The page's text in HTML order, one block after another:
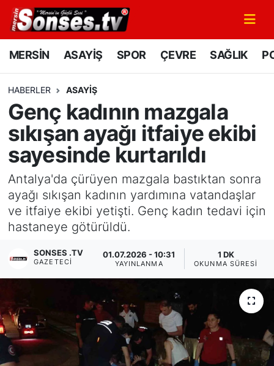
MERSİN ASAYİŞ SPOR ÇEVRE SAĞLIK
HABERLER ASAYİŞ
Genç kadının mazgala
sıkışan ayağı itfaiye ekibi
sayesinde kurtarıldı
Antalya'da çürüyen mazgala bastıktan sonra
ayağı sıkışan kadının yardımına vatandaşlar
ve itfaiye ekibi yetişti. Genç kadın tedavi için
hastaneye götürüldü.
SONSES .TV
GAZETECI
01.07.2026 - 10:31
YAYINLANMA
1 DK
OKUNMA SÜRESI
MERSİN
SPOR
GÜNÜN MANŞETİ
DÜNYA
KÜLTÜR - SANAT
MAGAZİN
SAĞLIK
YEREL HABER
Haberde insan
Mersin Nöbetçi Eczaneler
Mersin Namaz Vakitleri
Mersin Trafik Yoğunluk Haritası
Süper Lig Puan Durumu ve Fikstür
Tüm Manşetler
Son Dakika Haberleri
Haber Arşivi